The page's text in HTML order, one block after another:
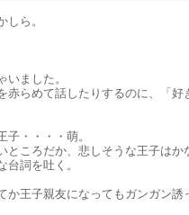
ら。
ました。
らめて話したりするのに、「
・・・・萌。
ころだか、悲しそうな王子はか
詞を吐く。
王子親友になってもガンガン